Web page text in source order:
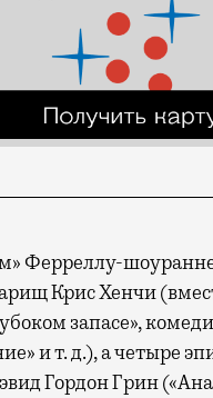
Ферреллу-
Крис Хенчи
запасе»,
и т. д.), а четыре
Гордон Грин